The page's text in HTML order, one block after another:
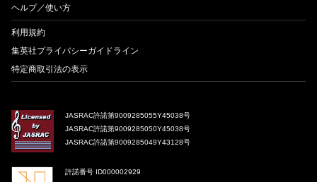
ヘルプ／使い方
利用規約
集英社プライバシーガイドライン
特定商取引法の表示
JASRAC許諾第9009285055Y45038号
JASRAC許諾第9009285050Y45038号
JASRAC許諾第9009285049Y43128号
許諾番号 ID000002929